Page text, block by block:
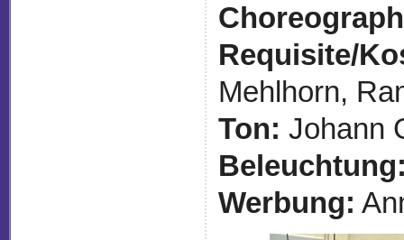
Requisite/
Mehlhorn,
Ton: Johann
Werbung: